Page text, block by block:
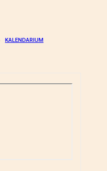
KALENDARIUM